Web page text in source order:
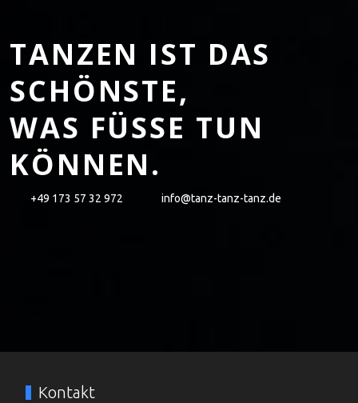
TANZEN IST DAS
SCHÖNSTE,
WAS FÜSSE TUN K
ÖNNEN.
+49 173 57 32 972 info@tanz-tanz-tanz.de
Kontakt